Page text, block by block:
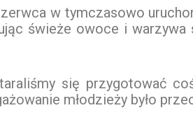
w tymczasowo
świeże owoce i warzywa
się przygotować
młodzieży było